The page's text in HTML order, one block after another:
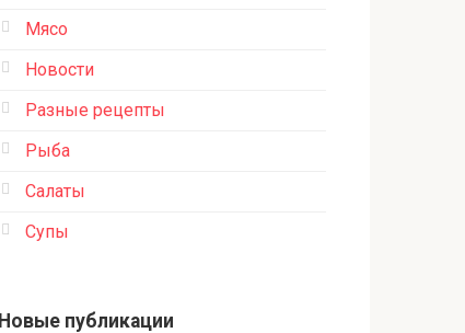
Мясо
Новости
Разные рецепты
Рыба
Салаты
Супы
Новые публикации